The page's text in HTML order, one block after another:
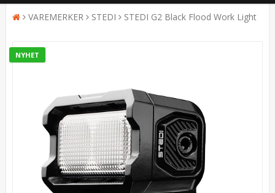
VAREMERKER STEDI STEDI G2 Black Flood Work Light
NYHET